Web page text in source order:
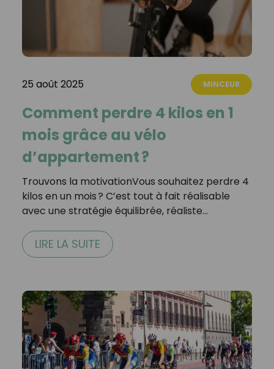
25 août 2025 MINCEUR
Comment perdre 4 kilos en 1
mois grâce au vélo
d’appartement ?
Trouvons la motivationVous souhaitez perdre 4
kilos en un mois ? C’est tout à fait réalisable
avec une stratégie équilibrée, réaliste…
LIRE LA SUITE